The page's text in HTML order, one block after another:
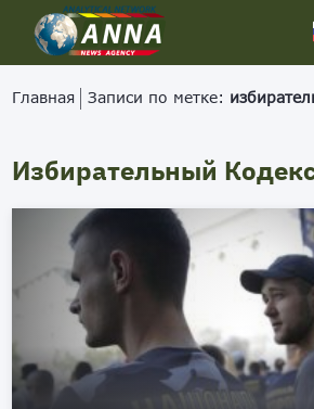
Главная Записи по метке:
Избирательный